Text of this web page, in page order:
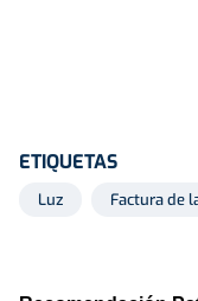
ETIQUETAS
Luz Factura de